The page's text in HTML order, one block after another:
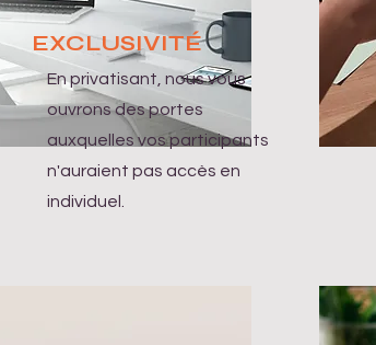
EXCLUSIVITÉ
En privatisant, nous vous
ouvrons des portes
auxquelles vos participants
n'auraient pas accès en
individuel.